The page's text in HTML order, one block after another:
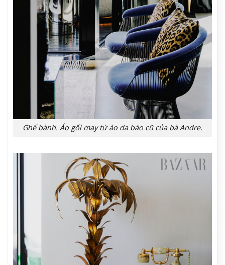
Ghế bành. Áo gối may từ áo da báo cũ của bà Andre.